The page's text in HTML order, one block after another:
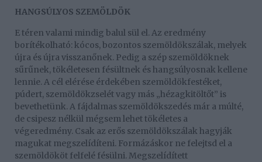
HANGSÚLYOS SZEMÖLDÖK
E téren valami mindig balul sül el. Az eredmény
borítékolható: kócos, bozontos szemöldökszálak, melyek
újra és újra visszanőnek. Pedig a szép szemöldöknek
sűrűnek, tökéletesen fésültnek és hangsúlyosnak kellene
lennie. A cél elérése érdekében szemöldökfestéket,
púdert, szemöldökzselét vagy más „hézagkitöltőt” is
bevethetünk. A fájdalmas szemöldökszedés már a múlté,
de csipesz nélkül mégsem lehet tökéletes a
végeredmény. Csak az erős szemöldökszálak hagyják
magukat megszelídíteni. Formázáskor ne felejtsd el a
szemöldököt felfelé fésülni. Megszelídített